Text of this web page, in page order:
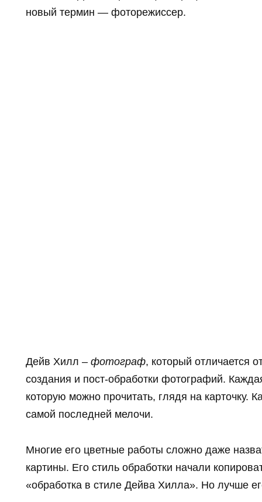
новый термин — фоторежиссер.
Дейв Хилл – фотограф, который отличается
создания и пост-обработки фотографий.
которую можно прочитать, глядя на карточку.
самой последней мелочи.
Многие его цветные работы сложно даже
картины. Его стиль обработки начали
«обработка в стиле Дейва Хилла». Но лучше